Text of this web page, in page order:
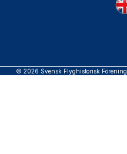
© 2026 Svensk Flyghistorisk Förening